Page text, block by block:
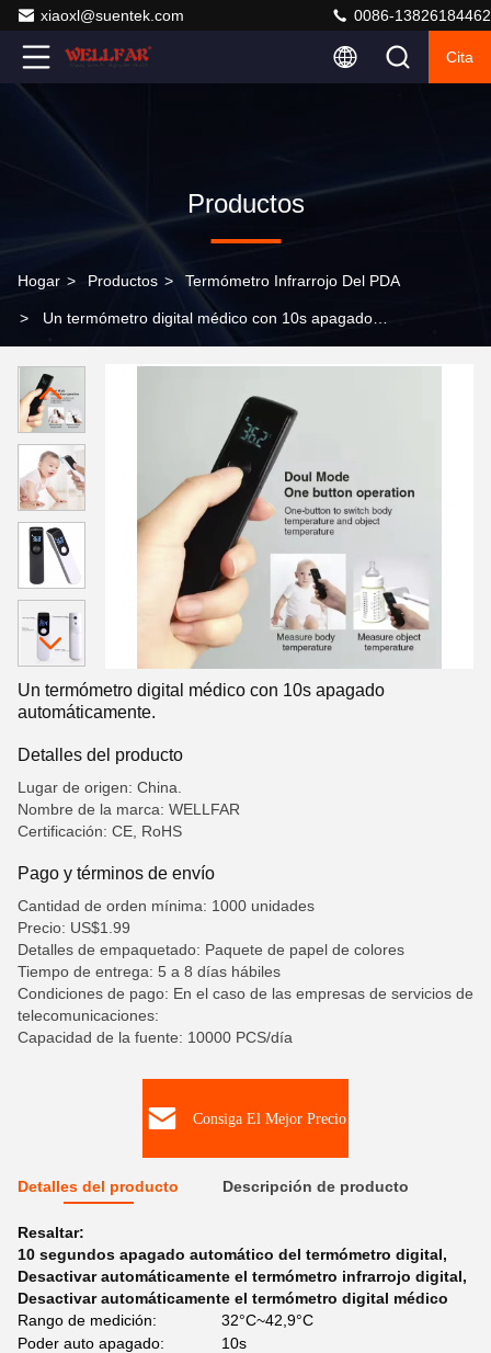
xiaoxl@suentek.com 0086-13826184462
Cita
Productos
Hogar > Productos > Termómetro Infrarrojo Del PDA
> Un termómetro digital médico con 10s apagado
Un termómetro digital médico con 10s apagado
automáticamente.
Detalles del producto
Lugar de origen: China.
Nombre de la marca: WELLFAR
Certificación: CE, RoHS
Pago y términos de envío
Cantidad de orden mínima: 1000 unidades
Precio: US$1.99
Detalles de empaquetado: Paquete de papel de colores
Tiempo de entrega: 5 a 8 días hábiles
Condiciones de pago: En el caso de las empresas de servicios de
telecomunicaciones:
Capacidad de la fuente: 10000 PCS/día
Consiga El Mejor Precio
Detalles del producto Descripción de producto
Resaltar:
10 segundos apagado automático del termómetro digital,
Desactivar automáticamente el termómetro infrarrojo digital,
Desactivar automáticamente el termómetro digital médico
Rango de medición:
32°C~42,9°C
Poder auto apagado:
10s